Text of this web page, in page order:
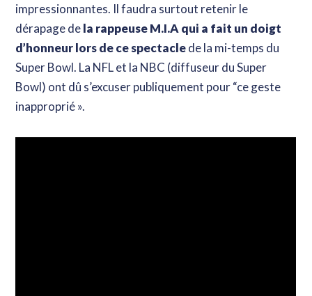
impressionnantes. Il faudra surtout retenir le
dérapage dela rappeuse M.I.A qui a fait un doigt
d’honneur lors de ce spectaclede la mi-temps du
Super Bowl. La NFL et la NBC (diffuseur du Super
Bowl) ont dû s’excuser publiquement pour “ce geste
inapproprié ».